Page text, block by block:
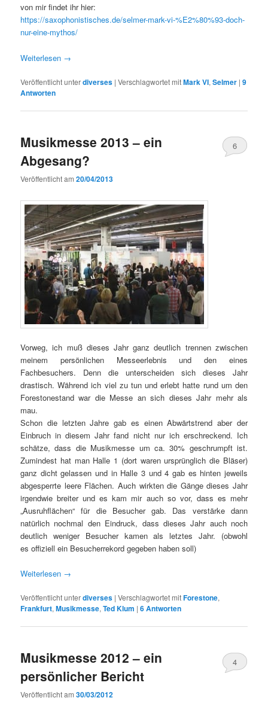
von mir findet ihr hier:
https://saxophonistisches.de/selmer-mark-vi-%E2%80%93-doch-
nur-eine-mythos/
Weiterlesen →
Veröffentlicht unterdiverses |Verschlagwortet mitMark VI,Selmer |9
Antworten
Musikmesse 2013 – ein
Abgesang?
Veröffentlicht am20/04/2013
6
Vorweg, ich muß dieses Jahr ganz deutlich trennen zwischen
meinem persönlichen Messeerlebnis und den eines
Fachbesuchers. Denn die unterscheiden sich dieses Jahr
drastisch. Während ich viel zu tun und erlebt hatte rund um den
Forestonestand war die Messe an sich dieses Jahr mehr als
mau.
Schon die letzten Jahre gab es einen Abwärtstrend aber der
Einbruch in diesem Jahr fand nicht nur ich erschreckend. Ich
schätze, dass die Musikmesse um ca. 30% geschrumpft ist.
Zumindest hat man Halle 1 (dort waren ursprünglich die Bläser)
ganz dicht gelassen und in Halle 3 und 4 gab es hinten jeweils
abgesperrte leere Flächen. Auch wirkten die Gänge dieses Jahr
irgendwie breiter und es kam mir auch so vor, dass es mehr
„Ausruhflächen“ für die Besucher gab. Das verstärke dann
natürlich nochmal den Eindruck, dass dieses Jahr auch noch
deutlich weniger Besucher kamen als letztes Jahr. (obwohl
es offiziell ein Besucherrekord gegeben haben soll)
Weiterlesen →
Veröffentlicht unterdiverses |Verschlagwortet mitForestone,
Frankfurt,Musikmesse,Ted Klum |6Antworten
Musikmesse 2012 – ein
persönlicher Bericht
Veröffentlicht am30/03/2012
4